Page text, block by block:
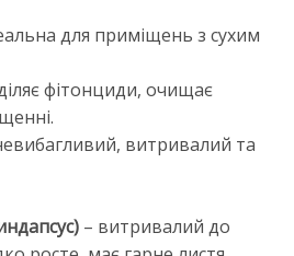
для приміщень з сухим
фітонциди, очищає
витривалий та
– витривалий до